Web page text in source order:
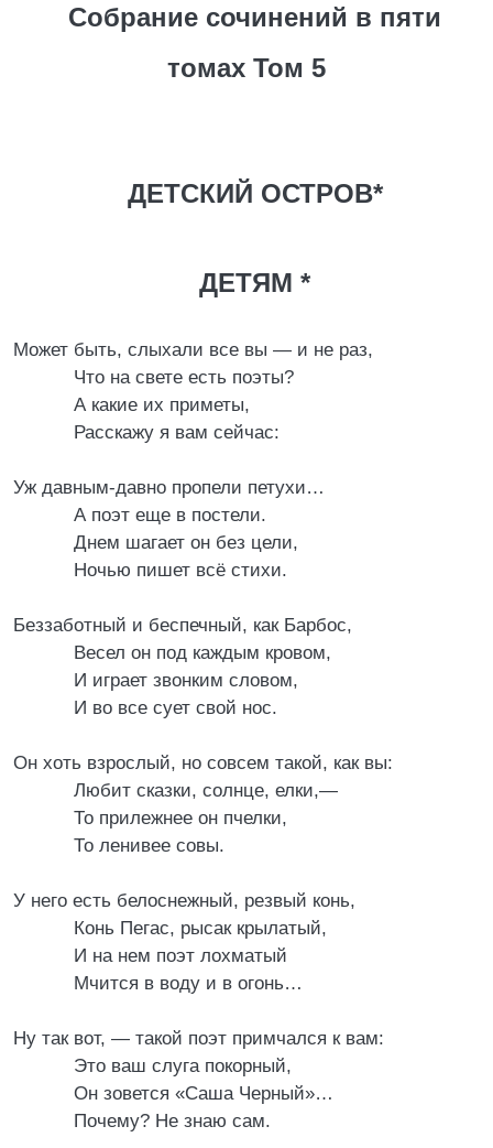
Собрание сочинений в пяти
томах Том 5
ДЕТСКИЙ ОСТРОВ*
ДЕТЯМ *
Может быть, слыхали все вы — и не раз,
Что на свете есть поэты?
А какие их приметы,
Расскажу я вам сейчас:
Уж давным-давно пропели петухи…
А поэт еще в постели.
Днем шагает он без цели,
Ночью пишет всё стихи.
Беззаботный и беспечный, как Барбос,
Весел он под каждым кровом,
И играет звонким словом,
И во все сует свой нос.
Он хоть взрослый, но совсем такой, как вы:
Любит сказки, солнце, елки,—
То прилежнее он пчелки,
То ленивее совы.
У него есть белоснежный, резвый конь,
Конь Пегас, рысак крылатый,
И на нем поэт лохматый
Мчится в воду и в огонь…
Ну так вот, — такой поэт примчался к вам:
Это ваш слуга покорный,
Он зовется «Саша Черный»…
Почему? Не знаю сам.